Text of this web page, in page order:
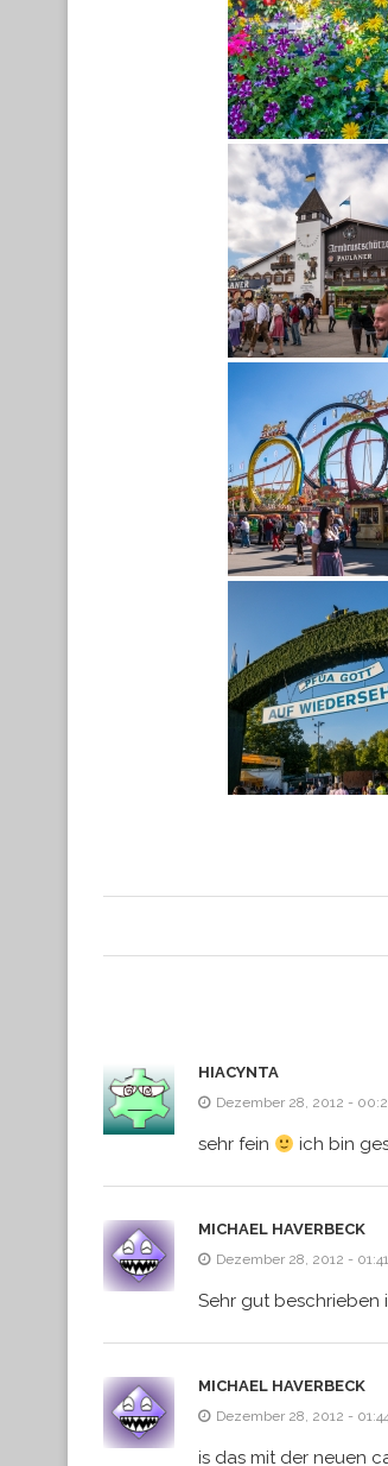
HIACYNTA
Dezember 28, 2012 -
sehr fein ich bin
MICHAEL HAVERBECK
Dezember 28, 2012 - 01:41
Sehr gut beschrieben
MICHAEL HAVERBECK
Dezember 28, 2012 -
is das mit der neuen